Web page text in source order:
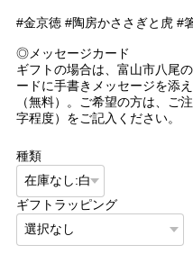
#金京徳 #陶房かささぎと虎 #
◎メッセージカード
ギフトの場合は、富山市八尾
ードに手書きメッセージを添
（無料）。ご希望の方は、ご
字程度）をご記入ください。
種類
ギフトラッピング